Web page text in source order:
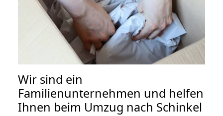
Wir sind ein
Familienunternehmen und helfen
Ihnen beim Umzug nach Schinkel